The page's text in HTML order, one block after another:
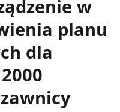
w
planu
dla